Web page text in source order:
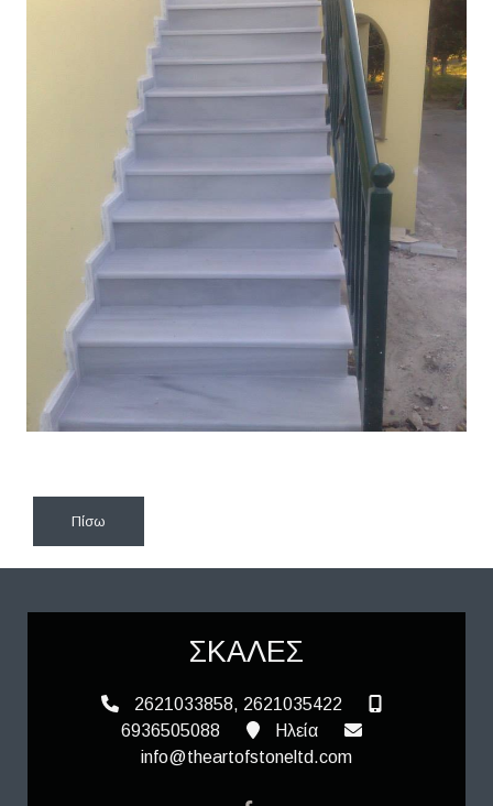
Πίσω
ΣΚΑΛΕΣ
2621033858, 2621035422
6936505088
Ηλεία
info@theartofstoneltd.com